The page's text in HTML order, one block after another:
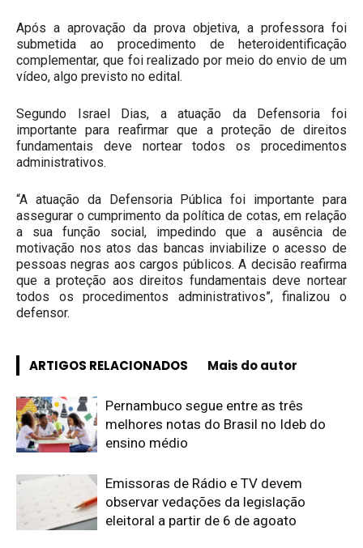
Após a aprovação da prova objetiva, a professora foi
submetida ao procedimento de heteroidentificação
complementar, que foi realizado por meio do envio de um
vídeo, algo previsto no edital.
Segundo Israel Dias, a atuação da Defensoria foi
importante para reafirmar que a proteção de direitos
fundamentais deve nortear todos os procedimentos
administrativos.
“A atuação da Defensoria Pública foi importante para
assegurar o cumprimento da política de cotas, em relação
a sua função social, impedindo que a ausência de
motivação nos atos das bancas inviabilize o acesso de
pessoas negras aos cargos públicos. A decisão reafirma
que a proteção aos direitos fundamentais deve nortear
todos os procedimentos administrativos”, finalizou o
defensor.
ARTIGOS RELACIONADOS Mais do autor
Pernambuco segue entre as três
melhores notas do Brasil no Ideb do
ensino médio
Emissoras de Rádio e TV devem
observar vedações da legislação
eleitoral a partir de 6 de agoato